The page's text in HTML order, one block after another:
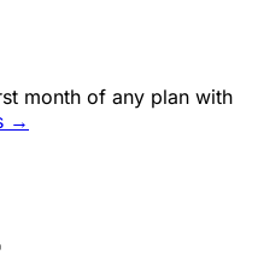
month of any plan with
→